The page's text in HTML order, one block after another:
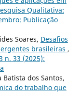
Qualitativa:
Publicação
Soares, Desafios
brasileiras ,
n. 33 (2025):
dos Santos,
do trabalho que